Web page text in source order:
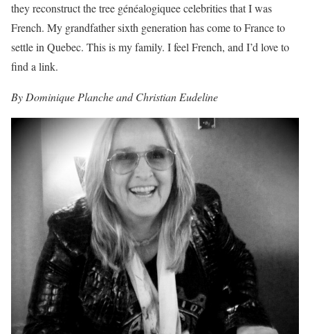
they reconstruct the tree généalogiquee celebrities that I was
French. My grandfather sixth generation has come to France to
settle in Quebec. This is my family. I feel French, and I’d love to
find a link.
By Dominique Planche and Christian Eudeline